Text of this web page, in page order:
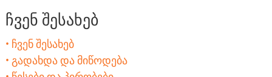
ჩვენ შესახებ
• ჩვენ შესახებ
• გადახდა და მიწოდება